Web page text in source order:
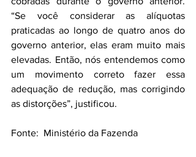
“Se você considerar as alíquotas
praticadas ao longo de quatro anos do
governo anterior, elas eram muito mais
elevadas. Então, nós entendemos como
um movimento correto fazer essa
adequação de redução, mas corrigindo
as distorções”, justificou.
Fonte:  Ministério da Fazenda